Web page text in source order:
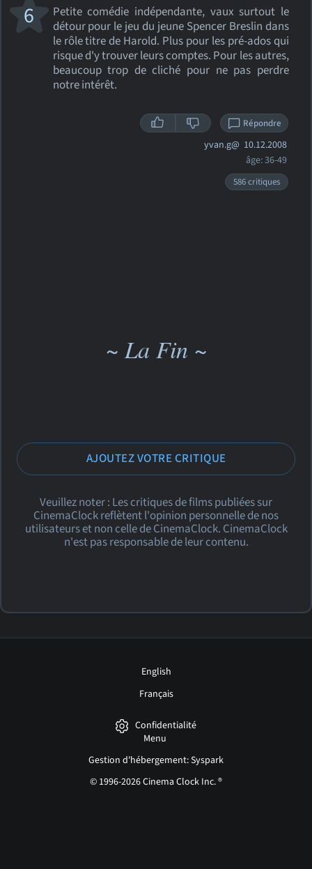
Petite comédie indépendante, vaux surtout le
détour pour le jeu du jeune Spencer Breslin dans
le rôle titre de Harold. Plus pour les pré-ados qui
risque d'y trouver leurs comptes. Pour les autres,
beaucoup trop de cliché pour ne pas perdre
notre intérêt.
6
Répondre
yvan.g@ 10.12.2008
âge: 36-49
586 critiques
~ La Fin ~
AJOUTEZ VOTRE CRITIQUE
Veuillez noter : Les critiques de films publiées sur
CinemaClock reflètent l'opinion personnelle de nos
utilisateurs et non celle de CinemaClock. CinemaClock
n'est pas responsable de leur contenu.
English
Français
Confidentialité
Menu
Gestion d'hébergement: Syspark
© 1996-2026 Cinema Clock Inc. ®